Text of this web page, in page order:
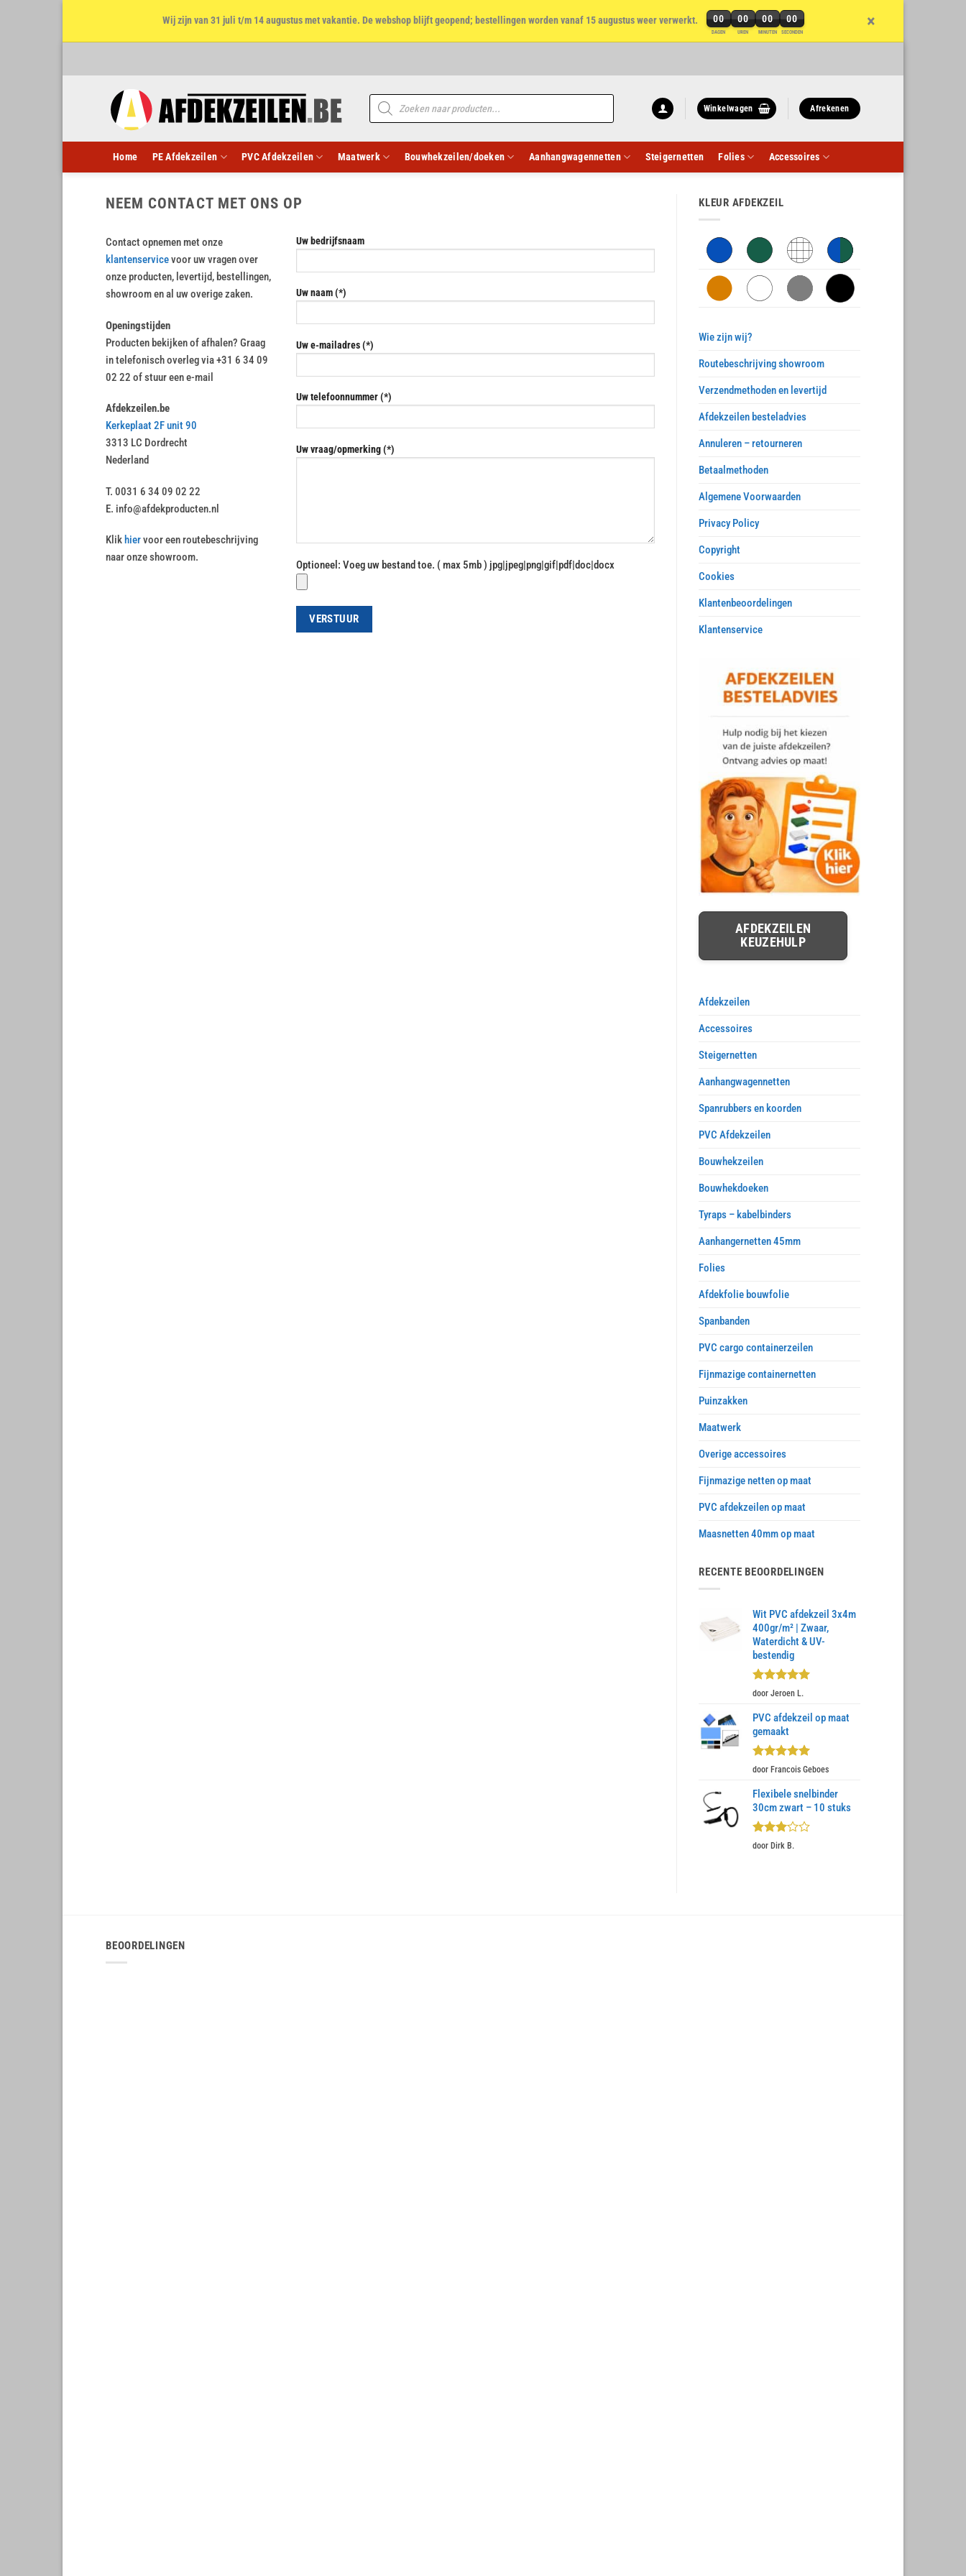
Wij zijn van 31 juli t/m 14 augustus met vakantie. De webshop blijft geopend; bestellingen worden vanaf 15 augustus weer verwerkt. 00
DAGEN
00
UREN
00
MINUTEN
00
SECONDEN
×
Producten
zoeken
Winkelwagen Afrekenen
Home PE Afdekzeilen PVC Afdekzeilen Maatwerk Bouwhekzeilen/doeken Aanhangwagennetten Steigernetten Folies Accessoires
NEEM CONTACT MET ONS OP
Contact opnemen met onze
klantenservicevoor uw vragen over
onze producten, levertijd, bestellingen,
showroom en al uw overige zaken.
Openingstijden
Producten bekijken of afhalen? Graag
in telefonisch overleg via +31 6 34 09
02 22 of stuur een e-mail
Afdekzeilen.be
Kerkeplaat 2F unit 90
3313 LC Dordrecht
Nederland
T. 0031 6 34 09 02 22
E. info@afdekproducten.nl
Klik hiervoor een routebeschrijving
naar onze showroom.
Uw bedrijfsnaam
Uw naam (*)
Uw e-mailadres (*)
Uw telefoonnummer (*)
Uw vraag/opmerking (*)
Optioneel: Voeg uw bestand toe. ( max 5mb ) jpg|jpeg|png|gif|pdf|doc|docx
KLEUR AFDEKZEIL
Wie zijn wij?
Routebeschrijving showroom
Verzendmethoden en levertijd
Afdekzeilen besteladvies
Annuleren – retourneren
Betaalmethoden
Algemene Voorwaarden
Privacy Policy
Copyright
Cookies
Klantenbeoordelingen
Klantenservice
AFDEKZEILEN
KEUZEHULP
Afdekzeilen
Accessoires
Steigernetten
Aanhangwagennetten
Spanrubbers en koorden
PVC Afdekzeilen
Bouwhekzeilen
Bouwhekdoeken
Tyraps – kabelbinders
Aanhangernetten 45mm
Folies
Afdekfolie bouwfolie
Spanbanden
PVC cargo containerzeilen
Fijnmazige containernetten
Puinzakken
Maatwerk
Overige accessoires
Fijnmazige netten op maat
PVC afdekzeilen op maat
Maasnetten 40mm op maat
RECENTE BEOORDELINGEN
Wit PVC afdekzeil 3x4m
400gr/m² | Zwaar,
Waterdicht & UV-
bestendig
Gewaardeerd
door Jeroen L.
PVC afdekzeil op maat
gemaakt
Gewaardeerd
door Francois Geboes
Flexibele snelbinder
30cm zwart – 10 stuks
Gewaardeerd
door Dirk B.
BEOORDELINGEN